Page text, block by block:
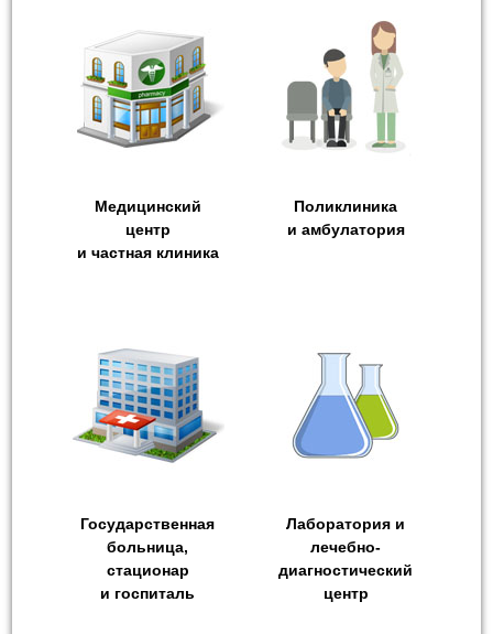
Медицинский
центр
и частная клиника
Поликлиника
и амбулатория
Государственная
больница,
стационар
и госпиталь
Лаборатория и
лечебно-
диагностический
центр